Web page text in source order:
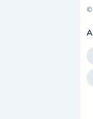
©